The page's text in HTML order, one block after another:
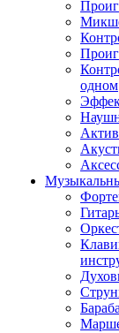
одном